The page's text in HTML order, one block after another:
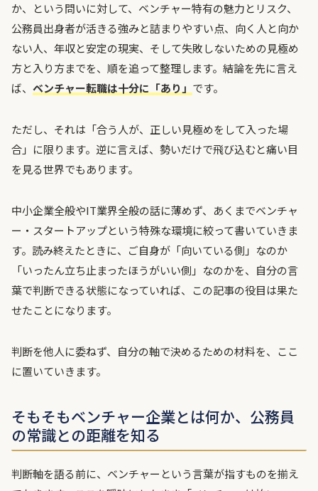
か、という問いに対して、ベンチャー特有の魅力とリスク、
公務員出身者が活きる強みと詰まりやすい点、向く人と向か
ない人、年収と安定の現実、そして失敗しないための見極め
方と入り方までを、順を追って整理します。結論を先に言え
ば、 ベンチャー転職は十分に「あり」 です。
ただし、それは「合う人が、正しい見極めをして入った場
合」に限ります。逆に言えば、勢いだけで飛び込むと痛い目
を見る世界でもあります。
中小企業全般やIT業界全般の話に薄めず、あくまでベンチャ
ー・スタートアップという特殊な環境に絞って書いていきま
す。読み終えたときに、ご自身が「向いている側」なのか
「いったん立ち止まったほうがいい側」なのかを、自分の言
葉で判断できる状態になっていれば、この記事の役目は果た
せたことになります。
判断を他人に委ねず、自分の軸で決めるための材料を、ここ
に置いていきます。
そもそもベンチャー企業とは何か、公務員
の常識との距離を知る
判断軸を語る前に、ベンチャーという言葉が指すものを揃え